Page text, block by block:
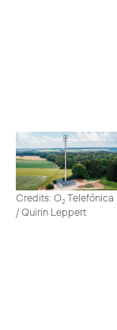
Credits: O2Telefónica
/ Quirin Leppert